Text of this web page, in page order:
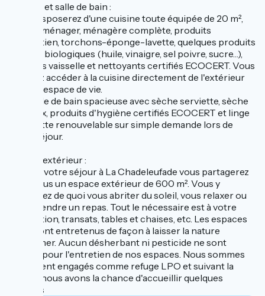
Cuisine et salle de bain :
Vous disposerez d'une cuisine toute équipée de 20 m²,
électroménager, ménagère complète, produits
d'entretien, torchons-éponge-lavette, quelques produits
de base biologiques (huile, vinaigre, sel poivre, sucre…),
produits vaisselle et nettoyants certifiés ECOCERT. Vous
pourrez accéder à la cuisine directement de l'extérieur
ou par l'espace de vie.
Une salle de bain spacieuse avec sèche serviette, sèche
cheveux, produits d'hygiène certifiés ECOCERT et linge
de toilette renouvelable sur simple demande lors de
votre séjour.
Espace extérieur :
Lors de votre séjour à La Chadeleufade vous partagerez
avec nous un espace extérieur de 600 m². Vous y
trouverez de quoi vous abriter du soleil, vous relaxer ou
bien prendre un repas. Tout le nécessaire est à votre
disposition, transats, tables et chaises, etc. Les espaces
verts sont entretenus de façon à laisser la nature
s'exprimer. Aucun désherbant ni pesticide ne sont
utilisés pour l'entretien de nos espaces. Nous sommes
également engagés comme refuge LPO et suivant la
saison, nous avons la chance d'accueillir quelques
nichées